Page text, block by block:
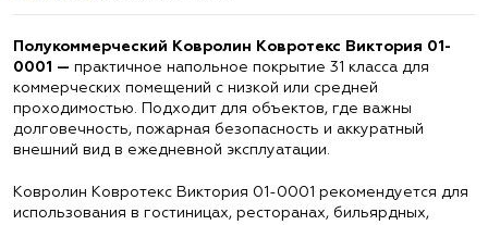
Полукоммерческий Ковролин Ковротекс Виктория 01-
0001 — практичное напольное покрытие 31 класса для
коммерческих помещений с низкой или средней
проходимостью. Подходит для объектов, где важны
долговечность, пожарная безопасность и аккуратный
внешний вид в ежедневной эксплуатации.
Ковролин Ковротекс Виктория 01-0001 рекомендуется для
использования в гостиницах, ресторанах, бильярдных,